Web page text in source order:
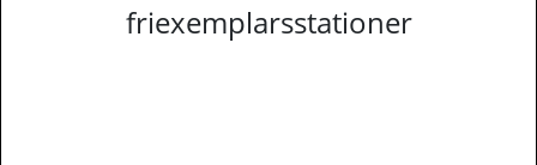
friexemplarsstationer